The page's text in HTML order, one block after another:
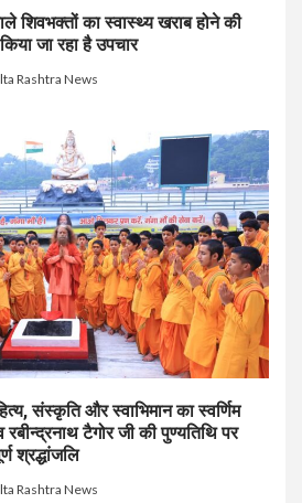
शिवभक्तों का स्वास्थ्य खराब होने की
जा रहा है उपचार
Rashtra News
संस्कृति और स्वाभिमान का स्वर्णिम
टैगोर जी की पुण्यतिथि पर
श्रद्धांजलि
Rashtra News